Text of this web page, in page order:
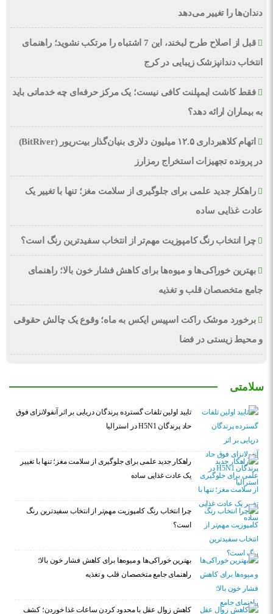
دندان‌ها را تغییر می‌دهد
قبل از اصلاح طرح لبخند، این 7 اشتباه را مرتکب نشوید؛ راهنمای
انتخاب دندانپزشک زیبایی در کرج
فقط کاشت ایمپلنت کافی نیست؛ یک مرکز حرفه‌ای چه خدماتی باید
به بیماران ارائه دهد؟
اتهام کلاهبرداری ۱۲.۵ میلیون دلاری بنیان‌گذار بیت‌ریور (BitRiver)
در پرونده تجهیزات استخراج رمزارز
راهکار جدید علمی برای جلوگیری از سلامت مغز؛ تنها با تغییر یک
عادت غذایی ساده
چرا انتخاب رنگ کامپوزیت مهم‌تر از انتخاب سفیدترین رنگ است؟
بهترین خوراکی‌ها و میوه‌ها برای کاهش فشار خون بالا؛ راهنمای
جامع متخصصان قلب و تغذیه
برخورد موشک راکت اسپیس ایکس به ماه؛ وقوع یک چالش حقوقی
و محیط زیستی در فضا
سلامتی
تایید اولین تلفات گسترده پرندگان دریایی بر اثر آنفولانزای فوق
حاد پرندگان H5N1 در استرالیا
راهکار جدید علمی برای جلوگیری از سلامت مغز؛ تنها با تغییر
یک عادت غذایی ساده
چرا انتخاب رنگ کامپوزیت مهم‌تر از انتخاب سفیدترین رنگ
است؟
بهترین خوراکی‌ها و میوه‌ها برای کاهش فشار خون بالا؛
راهنمای جامع متخصصان قلب و تغذیه
کاهش زوال عقل با محدود کردن ساعات غذا خوردن؛ کشف